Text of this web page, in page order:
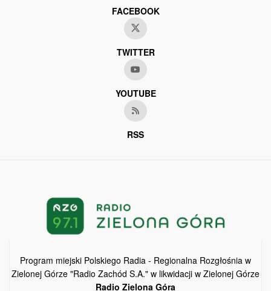
FACEBOOK
TWITTER
YOUTUBE
RSS
Program miejski Polskiego Radia - Regionalna Rozgłośnia w
Zielonej Górze "Radio Zachód S.A." w likwidacji w Zielonej Górze
Radio Zielona Góra